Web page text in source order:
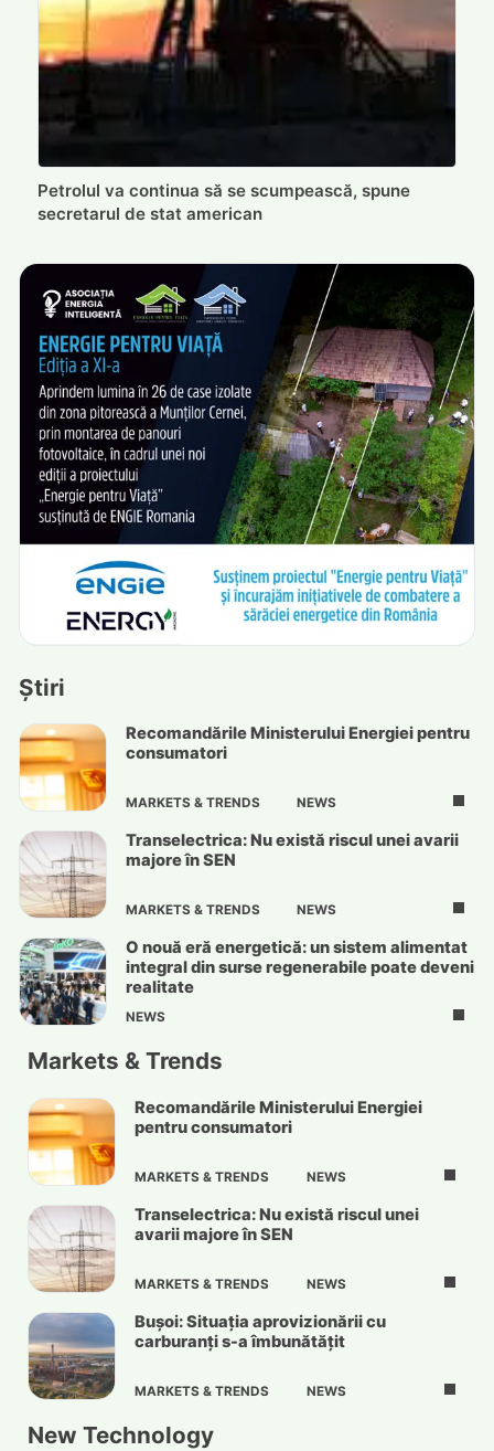
Petrolul va continua să se scumpească, spune
secretarul de stat american
Știri
Recomandările Ministerului Energiei pentru
consumatori
MARKETS & TRENDS NEWS
Transelectrica: Nu există riscul unei avarii
majore în SEN
MARKETS & TRENDS NEWS
O nouă eră energetică: un sistem alimentat
integral din surse regenerabile poate deveni
realitate
NEWS
Markets & Trends
Recomandările Ministerului Energiei
pentru consumatori
MARKETS & TRENDS NEWS
Transelectrica: Nu există riscul unei
avarii majore în SEN
MARKETS & TRENDS NEWS
Bușoi: Situația aprovizionării cu
carburanți s-a îmbunătățit
MARKETS & TRENDS NEWS
New Technology